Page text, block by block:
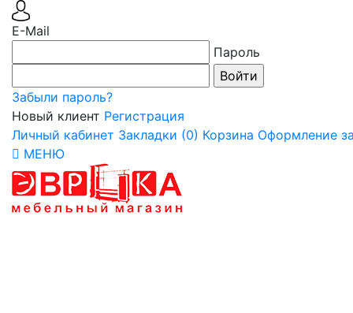
E-Mail
Пароль
Забыли пароль?
Новый клиент Регистрация
Личный кабинет Закладки (0) Корзина Оформление
МЕНЮ